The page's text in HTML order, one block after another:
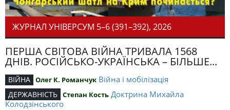
ЖУРНАЛ УНІВЕРСУМ 5–6 (391–392), 2026
ПЕРША СВІТОВА ВІЙНА ТРИВАЛА 1568
ДНІВ. РОСІЙСЬКО-УКРАЇНСЬКА – БІЛЬШЕ...
ВІЙНА Олег К. Романчук Війна і мобілізація
ДЕРЖАВНІСТЬ Степан Кость Доктрина Михайла
Колодзінського